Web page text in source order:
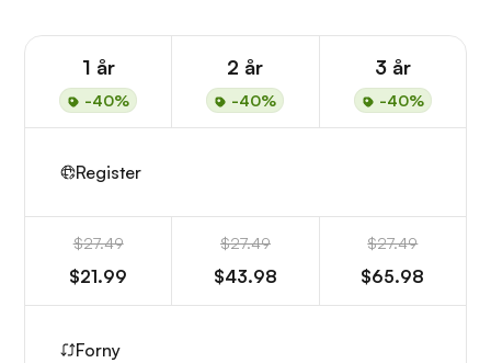
1 år
-40%
2 år
-40%
3 år
-40%
Register
$27.49
$21.99
$27.49
$43.98
$27.49
$65.98
Forny